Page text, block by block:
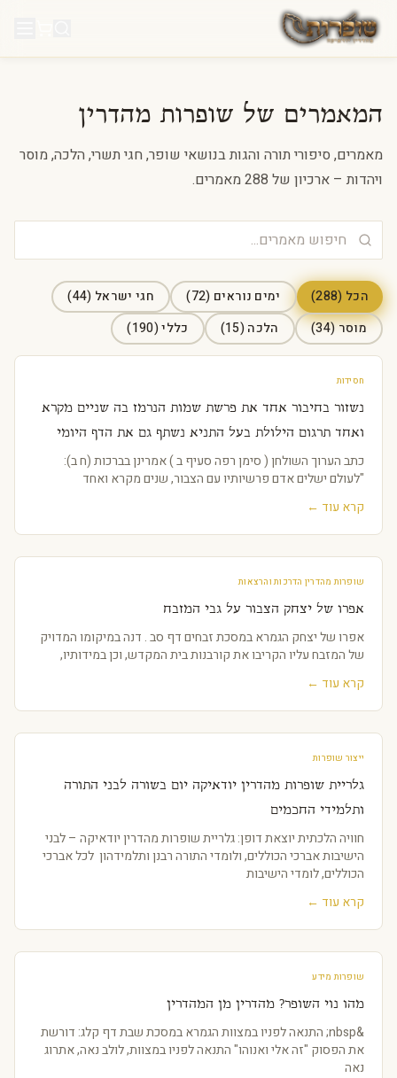
דלג לתוכן
המאמרים של שופרות מהדרין
מאמרים, סיפורי תורה והגות בנושאי שופר, חגי תשרי, הלכה, מוסר
ויהדות – ארכיון של 288 מאמרים.
הכל (288) ימים נוראים (
72
) חגי ישראל (
44
)
מוסר(
34
) הלכה(
15
) כללי(
190
)
חסידות
נשזור בחיבור אחד את פרשת שמות הנרמז בה שניים מקרא
ואחד תרגום הילולת בעל התניא נשתף גם את הדף היומי
וימי השובבים
כתב הערוך השולחן ( סימן רפה סעיף ב ) אמרינן בברכות (ח ב):
"לעולם ישלים אדם פרשיותיו עם הצבור, שנים מקרא ואחד
קרא עוד ←
שופרות מהדרין הדרכות והרצאות
אפרו של יצחק הצבור על גבי המזבח
אפרו של יצחק הגמרא במסכת זבחים דף סב . דנה במיקומו המדויק
של המזבח עליו הקריבו את קורבנות בית המקדש, וכן במידותיו,
קרא עוד ←
ייצור שופרות
גלריית שופרות מהדרין יודאיקה יום בשורה לבני התורה
ותלמידי החכמים
חוויה הלכתית יוצאת דופן: גלריית שופרות מהדרין יודאיקה – לבני
הישיבות אברכי הכוללים, ולומדי התורה רבנן ותלמידהון לכל אברכי
הכוללים, לומדי הישיבות
קרא עוד ←
שופרות מידע
מהו נוי השופר? מהדרין מן המהדרין
&nbsp; התנאה לפניו במצוות הגמרא במסכת שבת דף קלג: דורשת
את הפסוק "זה אלי ואנוהו" התנאה לפניו במצוות, לולב נאה, אתרוג
נאה